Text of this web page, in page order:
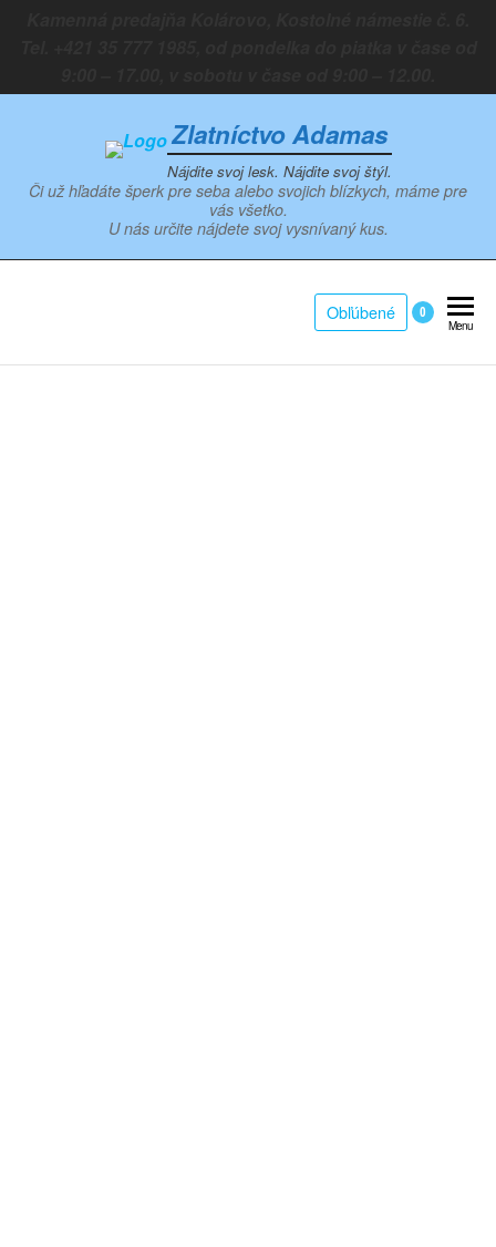
Zlatníctvo Adamas
Nájdite svoj lesk. Nájdite svoj štýl.
Či už hľadáte šperk pre seba alebo svojich blízkych, máme pre
vás všetko.
U nás určite nájdete svoj vysnívaný kus.
0
Obľúbené
Menu